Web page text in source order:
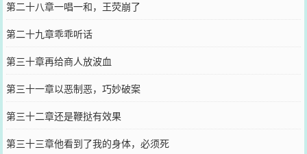
第二十八章一唱一和，王荧崩了
第二十九章乖乖听话
第三十章再给商人放波血
第三十一章以恶制恶，巧妙破案
第三十二章还是鞭挞有效果
第三十三章他看到了我的身体，必须死